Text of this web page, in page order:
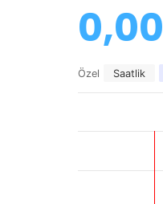
0,00
Özel Saatlik